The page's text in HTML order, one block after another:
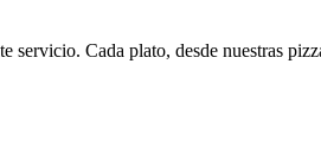
Cada plato, desde nuestras